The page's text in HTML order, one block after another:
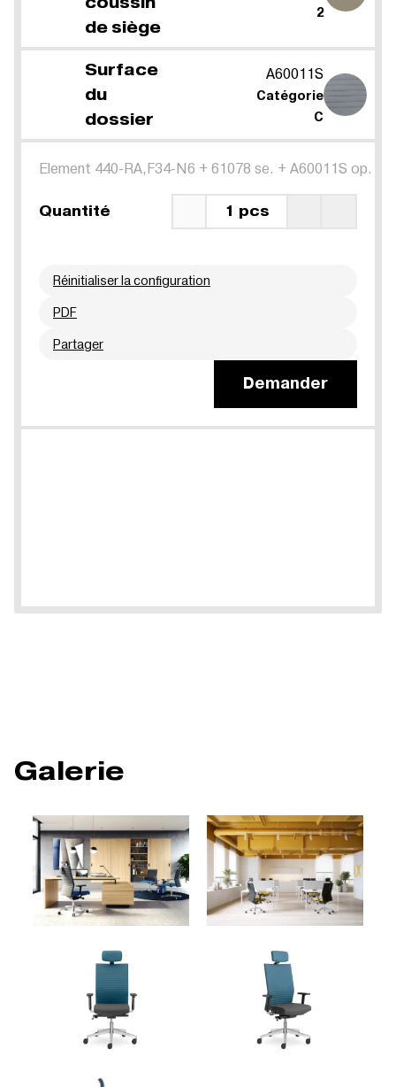
de siège
2
Surface
du
dossier
A60011S
Catégorie
C
Element 440-RA,F34-N6 + 61078 se. + A60011S op.
Quantité 1 pcs
Réinitialiser la configuration
PDF
Partager
Demander
Galerie